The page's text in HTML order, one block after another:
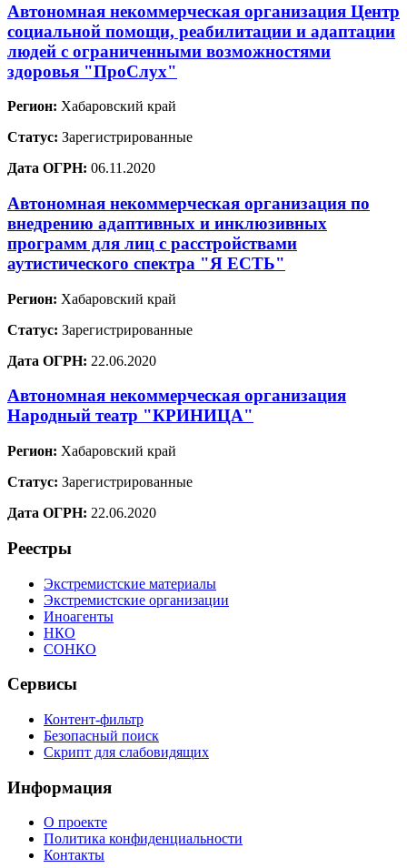
Автономная некоммерческая организация Центр
социальной помощи, реабилитации и адаптации
людей с ограниченными возможностями
здоровья "ПроСлух"
Регион: Хабаровский край
Статус: Зарегистрированные
Дата ОГРН: 06.11.2020
Автономная некоммерческая организация по
внедрению адаптивных и инклюзивных
программ для лиц с расстройствами
аутистического спектра "Я ЕСТЬ"
Регион: Хабаровский край
Статус: Зарегистрированные
Дата ОГРН: 22.06.2020
Автономная некоммерческая организация
Народный театр "КРИНИЦА"
Регион: Хабаровский край
Статус: Зарегистрированные
Дата ОГРН: 22.06.2020
Реестры
Экстремистские материалы
Экстремистские организации
Иноагенты
НКО
СОНКО
Сервисы
Контент-фильтр
Безопасный поиск
Скрипт для слабовидящих
Информация
О проекте
Политика конфиденциальности
Контакты